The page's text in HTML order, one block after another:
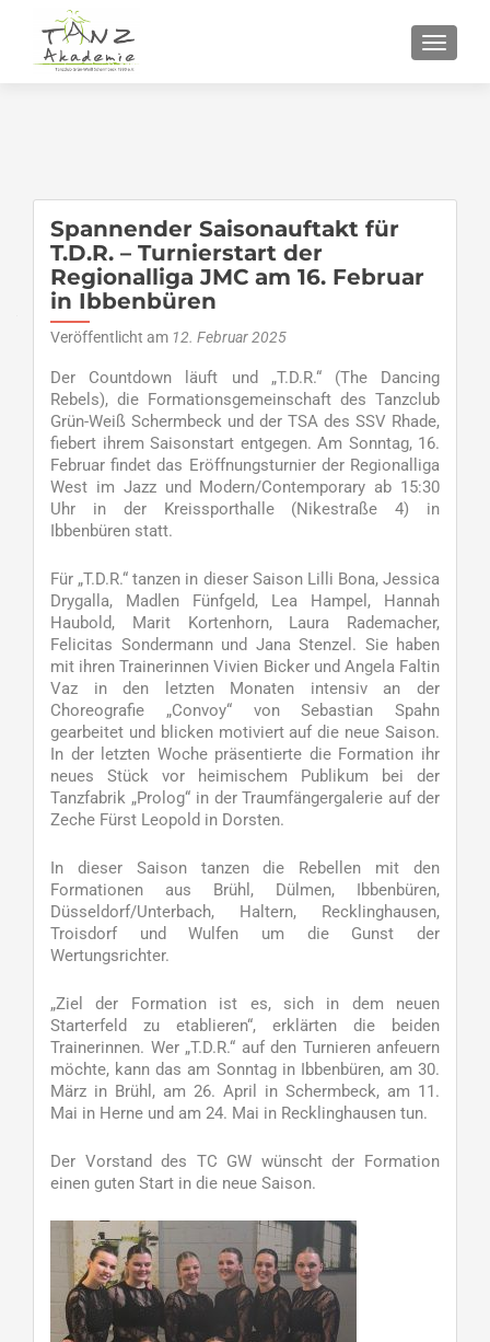
Spannender Saisonauftakt für
T.D.R. – Turnierstart der
Regionalliga JMC am 16. Februar
in Ibbenbüren
Veröffentlicht am 12. Februar 2025
Der Countdown läuft und „T.D.R.“ (The Dancing
Rebels), die Formationsgemeinschaft des Tanzclub
Grün-Weiß Schermbeck und der TSA des SSV Rhade,
fiebert ihrem Saisonstart entgegen. Am Sonntag, 16.
Februar findet das Eröffnungsturnier der Regionalliga
West im Jazz und Modern/Contemporary ab 15:30
Uhr in der Kreissporthalle (Nikestraße 4) in
Ibbenbüren statt.
Für „T.D.R.“ tanzen in dieser Saison Lilli Bona, Jessica
Drygalla, Madlen Fünfgeld, Lea Hampel, Hannah
Haubold, Marit Kortenhorn, Laura Rademacher,
Felicitas Sondermann und Jana Stenzel. Sie haben
mit ihren Trainerinnen Vivien Bicker und Angela Faltin
Vaz in den letzten Monaten intensiv an der
Choreografie „Convoy“ von Sebastian Spahn
gearbeitet und blicken motiviert auf die neue Saison.
In der letzten Woche präsentierte die Formation ihr
neues Stück vor heimischem Publikum bei der
Tanzfabrik „Prolog“ in der Traumfängergalerie auf der
Zeche Fürst Leopold in Dorsten.
In dieser Saison tanzen die Rebellen mit den
Formationen aus Brühl, Dülmen, Ibbenbüren,
Düsseldorf/Unterbach, Haltern, Recklinghausen,
Troisdorf und Wulfen um die Gunst der
Wertungsrichter.
„Ziel der Formation ist es, sich in dem neuen
Starterfeld zu etablieren“, erklärten die beiden
Trainerinnen. Wer „T.D.R.“ auf den Turnieren anfeuern
möchte, kann das am Sonntag in Ibbenbüren, am 30.
März in Brühl, am 26. April in Schermbeck, am 11.
Mai in Herne und am 24. Mai in Recklinghausen tun.
Der Vorstand des TC GW wünscht der Formation
einen guten Start in die neue Saison.